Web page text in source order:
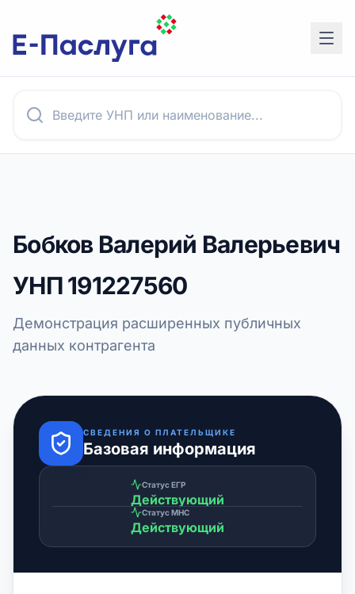
Бобков Валерий Валерьевич
УНП191227560
Демонстрация расширенных публичных
данных контрагента
СВЕДЕНИЯ О ПЛАТЕЛЬЩИКЕ
Базовая информация
Статус ЕГР
Действующий
Статус МНС
Действующий